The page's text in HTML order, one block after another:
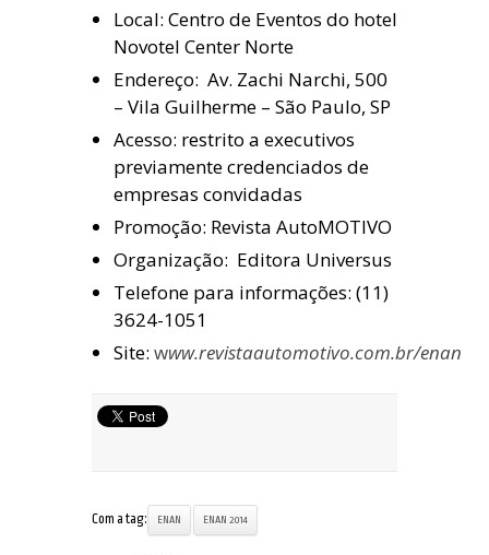
Local: Centro de Eventos do hotel
Novotel Center Norte
Endereço: Av. Zachi Narchi, 500
– Vila Guilherme – São Paulo, SP
Acesso: restrito a executivos
previamente credenciados de
empresas convidadas
Promoção: Revista AutoMOTIVO
Organização: Editora Universus
Telefone para informações: (11)
3624-1051
Site: www.revistaautomotivo.com.br/enan
Com a tag: ENAN ENAN 2014